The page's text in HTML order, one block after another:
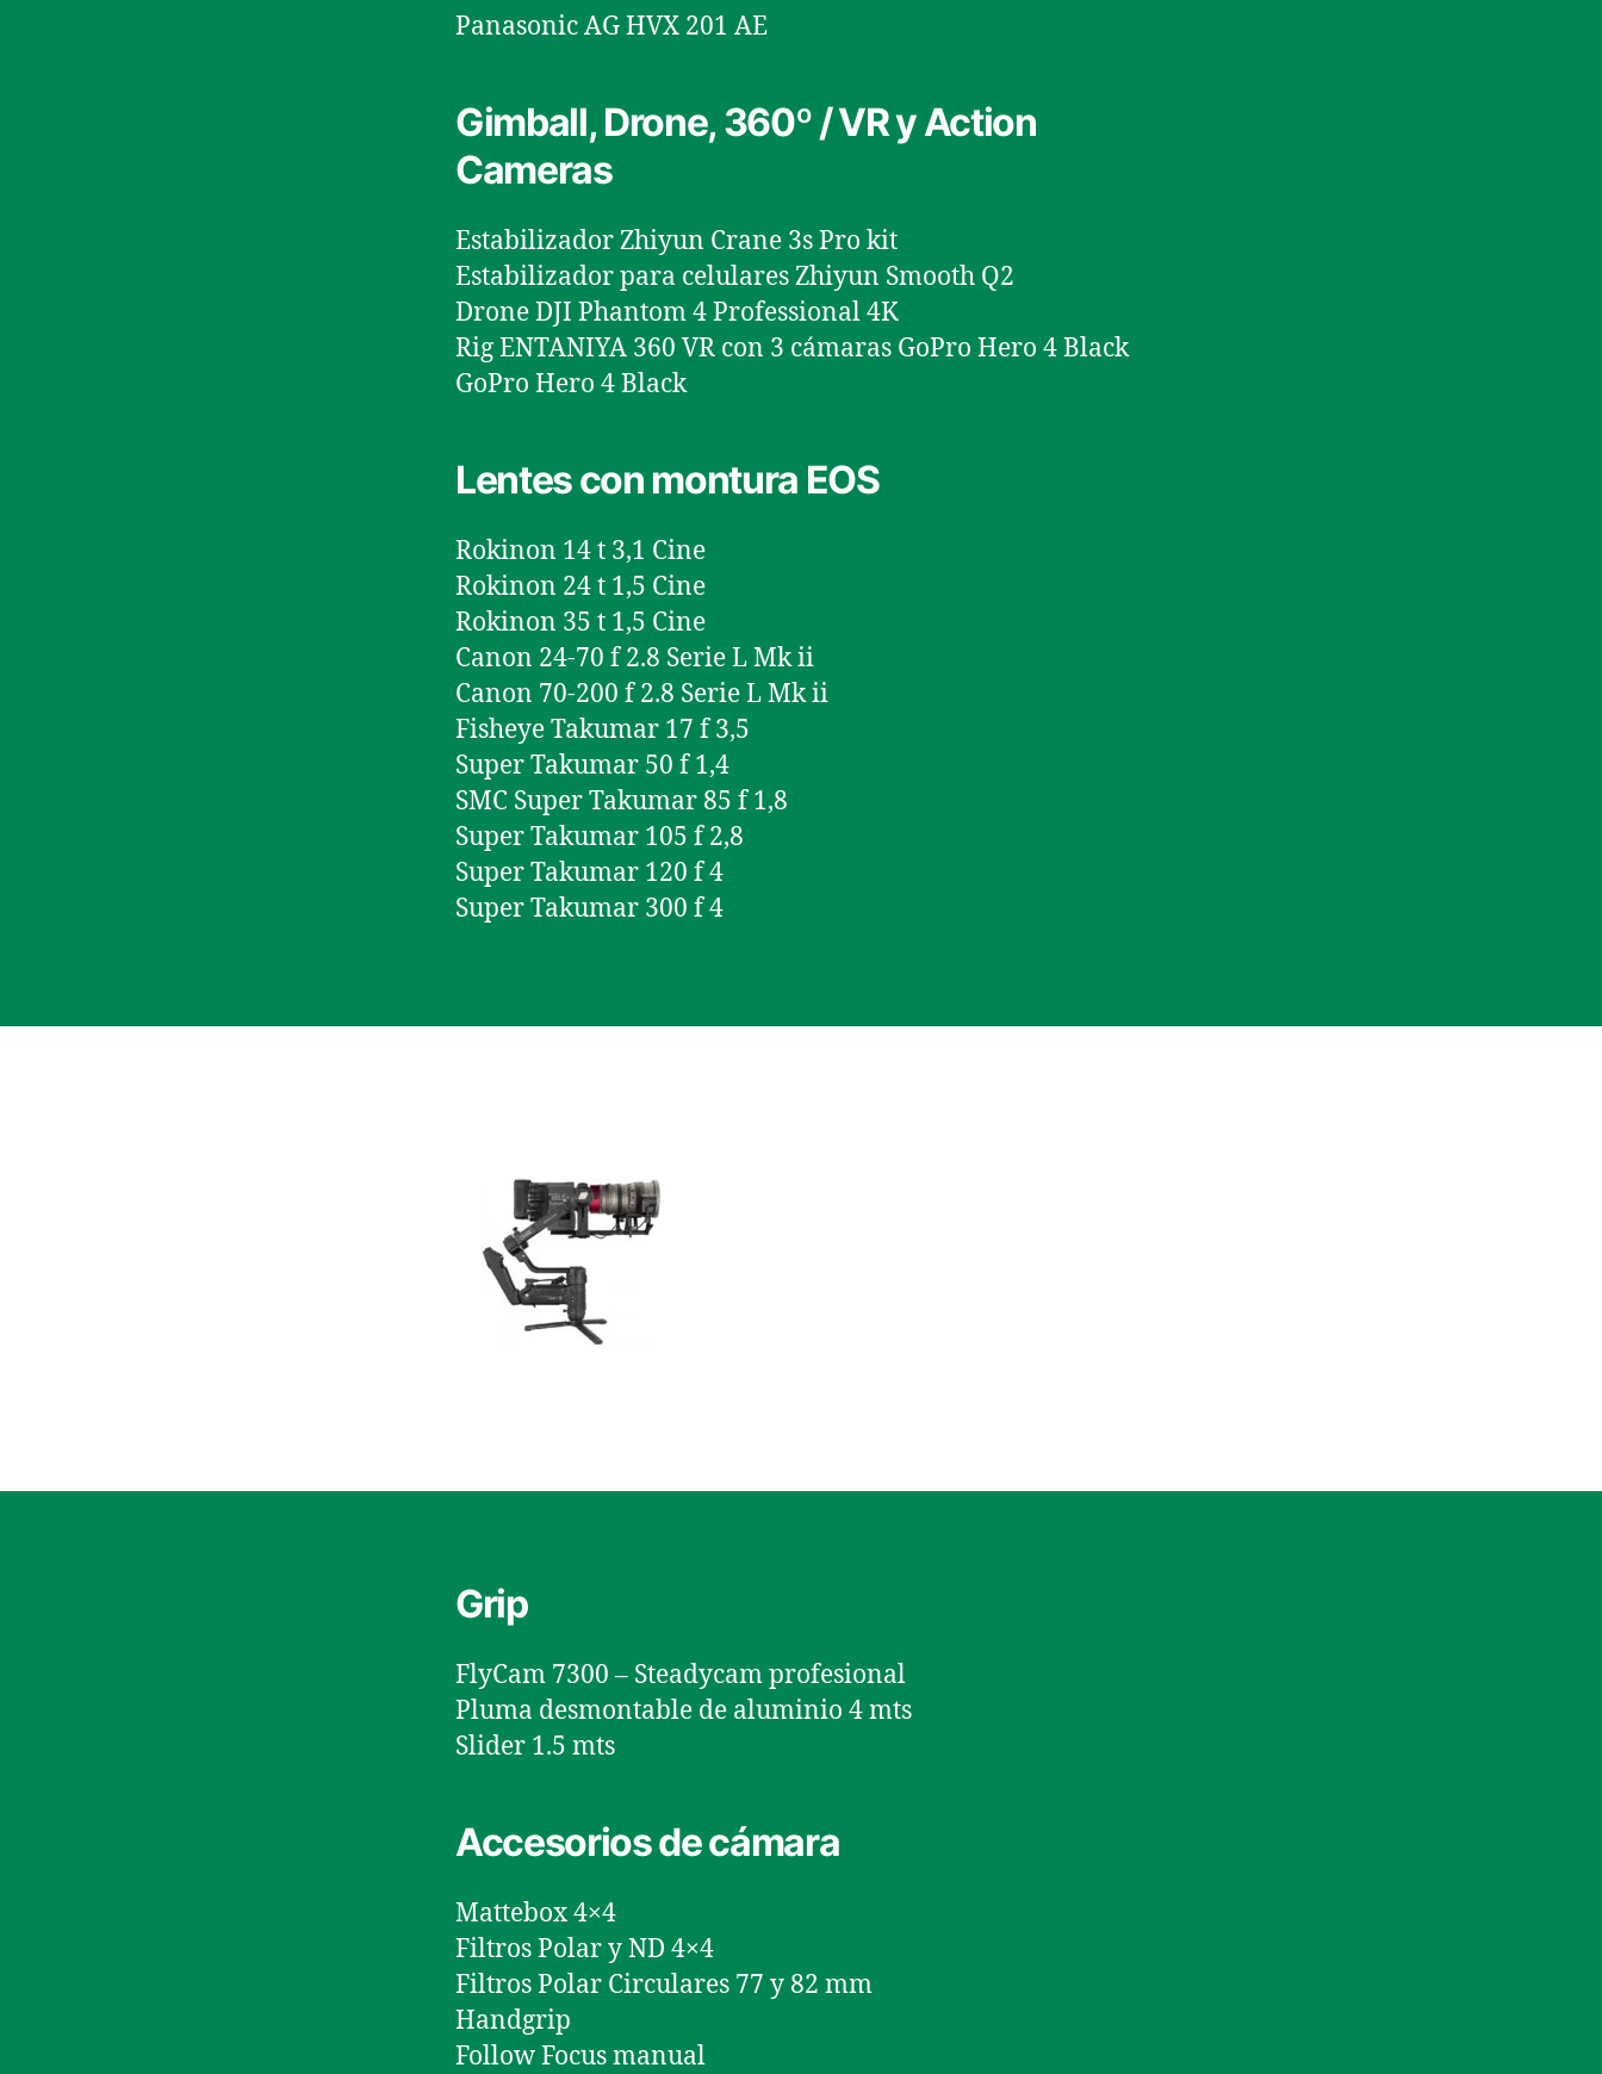
Panasonic AG HVX 201 AE
Gimball, Drone, 360º / VR y Action
Cameras
Estabilizador Zhiyun Crane 3s Pro kit
Estabilizador para celulares Zhiyun Smooth Q2
Drone DJI Phantom 4 Professional 4K
Rig ENTANIYA 360 VR con 3 cámaras GoPro Hero 4 Black
GoPro Hero 4 Black
Lentes con montura EOS
Rokinon 14 t 3,1 Cine
Rokinon 24 t 1,5 Cine
Rokinon 35 t 1,5 Cine
Canon 24-70 f 2.8 Serie L Mk ii
Canon 70-200 f 2.8 Serie L Mk ii
Fisheye Takumar 17 f 3,5
Super Takumar 50 f 1,4
SMC Super Takumar 85 f 1,8
Super Takumar 105 f 2,8
Super Takumar 120 f 4
Super Takumar 300 f 4
Grip
FlyCam 7300 – Steadycam profesional
Pluma desmontable de aluminio 4 mts
Slider 1.5 mts
Accesorios de cámara
Mattebox 4×4
Filtros Polar y ND 4×4
Filtros Polar Circulares 77 y 82 mm
Handgrip
Follow Focus manual